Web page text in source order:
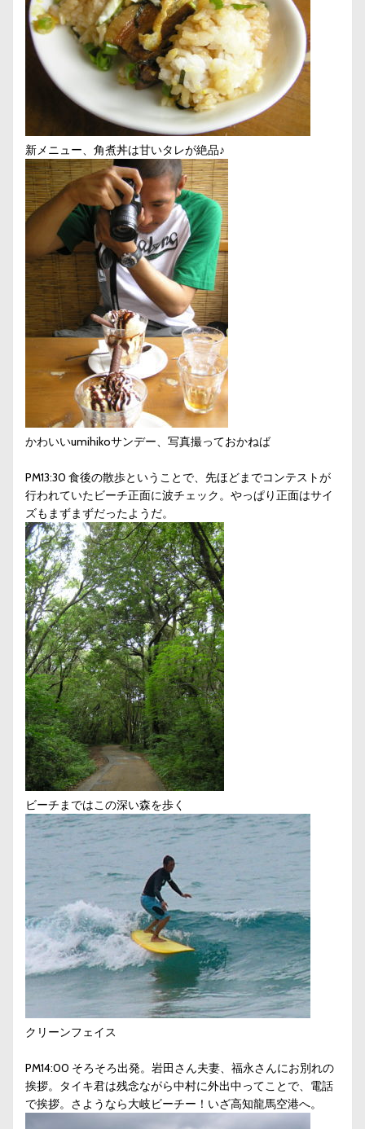
新メニュー、角煮丼は甘いタレが絶品♪
かわいいumihikoサンデー、写真撮っておかねば
PM13:30 食後の散歩ということで、先ほどまでコンテストが
行われていたビーチ正面に波チェック。やっぱり正面はサイ
ズもまずまずだったようだ。
ビーチまではこの深い森を歩く
クリーンフェイス
PM14:00 そろそろ出発。岩田さん夫妻、福永さんにお別れの
挨拶。タイキ君は残念ながら中村に外出中ってことで、電話
で挨拶。さようなら大岐ビーチー！いざ高知龍馬空港へ。